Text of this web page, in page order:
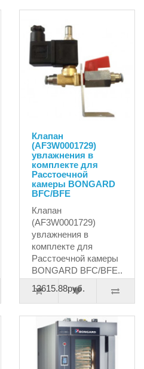
Клапан
(AF3W0001729)
увлажнения в
комплекте для
Расстоечной
камеры BONGARD
BFC/BFE
Клапан
(AF3W0001729)
увлажнения в
комплекте для
Расстоечной камеры
BONGARD BFC/BFE..
13615.88руб.